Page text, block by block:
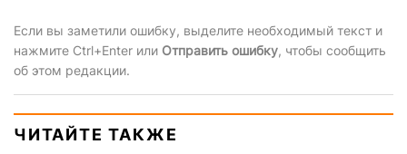
Если вы заметили ошибку, выделите необходимый текст и
нажмите Ctrl+Enter или Отправить ошибку, чтобы сообщить
об этом редакции.
ЧИТАЙТЕ ТАКЖЕ